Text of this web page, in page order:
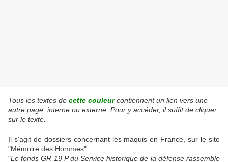
Tous les textes de cette couleurcontiennent un lien vers une
autre page, interne ou externe. Pour y accéder, il suffit de cliquer
sur le texte.
Il s'agit de dossiers concernant les maquis en France, sur le site
"Mémoire des Hommes" :
"Le fonds GR 19 P du Service historique de la défense rassemble